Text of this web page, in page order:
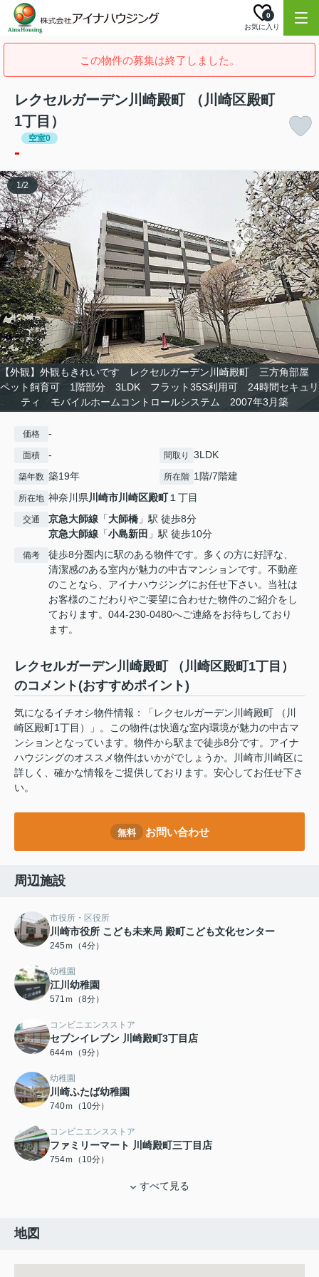
お気に入り
0
この物件の募集は終了しました。
レクセルガーデン川崎殿町 （川崎区殿町
1丁目）
空室0
-
【外観】外観もきれいです レクセルガーデン川崎殿町 三方角部屋
ペット飼育可 1階部分 3LDK フラット35S利用可 24時間セキュリ
ティ モバイルホームコントロールシステム 2007年3月築
1/2
価格 -
面積 - 間取り 3LDK
築年数 築19年 所在階 1階/7階建
所在地 神奈川県川崎市川崎区殿町１丁目
交通 京急大師線 「大師橋 」駅 徒歩8分
京急大師線 「小島新田 」駅 徒歩10分
備考
徒歩8分圏内に駅のある物件です。多くの方に好評な、
清潔感のある室内が魅力の中古マンションです。不動産
のことなら、アイナハウジングにお任せ下さい。当社は
お客様のこだわりやご要望に合わせた物件のご紹介をし
ております。044-230-0480へご連絡をお待ちしており
ます。
レクセルガーデン川崎殿町 （川崎区殿町1丁目）
のコメント(おすすめポイント)
気になるイチオシ物件情報：「レクセルガーデン川崎殿町 （川
崎区殿町1丁目）」。この物件は快適な室内環境が魅力の中古マ
ンションとなっています。物件から駅まで徒歩8分です。アイナ
ハウジングのオススメ物件はいかがでしょうか。川崎市川崎区に
詳しく、確かな情報をご提供しております。安心してお任せ下さ
い。
無料 お問い合わせ
周辺施設
市役所・区役所
川崎市役所 こども未来局 殿町こども文化センター
245ｍ（4分）
幼稚園
江川幼稚園
571ｍ（8分）
コンビニエンスストア
セブンイレブン 川崎殿町3丁目店
644ｍ（9分）
幼稚園
川崎ふたば幼稚園
740ｍ（10分）
コンビニエンスストア
ファミリーマート 川崎殿町三丁目店
754ｍ（10分）
すべて見る
地図